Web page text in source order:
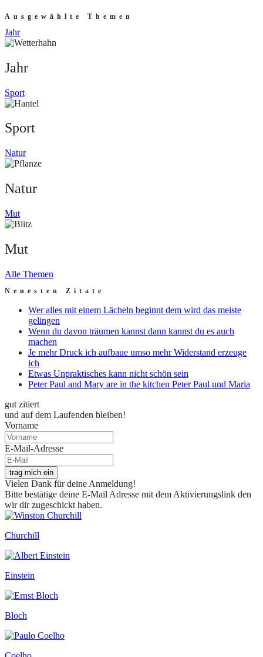
Ausgewählte Themen
Jahr
Jahr
Sport
Sport
Natur
Natur
Mut
Mut
Alle Themen
Neuesten Zitate
Wer alles mit einem Lächeln beginnt dem wird das meiste
gelingen
Wenn du davon träumen kannst dann kannst du es auch
machen
Je mehr Druck ich aufbaue umso mehr Widerstand erzeuge
ich
Etwas Unpraktisches kann nicht schön sein
Peter Paul and Mary are in the kitchen Peter Paul und Maria
gut zitiert
und auf dem Laufenden bleiben!
Vorname
E-Mail-Adresse
trag mich ein
Vielen Dank für deine Anmeldung!
Bitte bestätige deine E-Mail Adresse mit dem Aktivierungslink den
wir dir zugeschickt haben.
Churchill
Einstein
Bloch